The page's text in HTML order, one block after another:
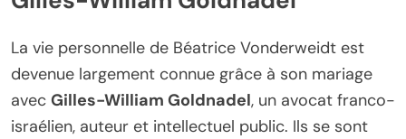
La vie personnelle de Béatrice Vonderweidt est
devenue largement connue grâce à son mariage
avec Gilles-William Goldnadel, un avocat franco-
israélien, auteur et intellectuel public. Ils se sont